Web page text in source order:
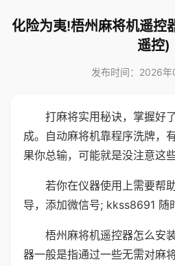
化险为夷!梧州麻将机遥控
遥控)
发布时间：2026
打麻将实用秘诀，掌握好
成。自动麻将机靠程序洗牌，
果你总输，可能就是没注意这些
若你在仪器使用上需要帮
导，添加微信号; kkss8691 随
梧州麻将机遥控器怎么安
器一般是指通过一些无需对麻